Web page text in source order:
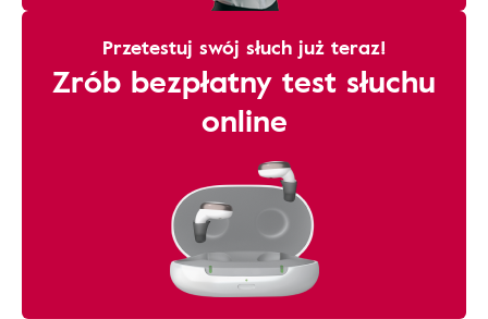
Przetestuj swój słuch już teraz!
Zrób bezpłatny test słuchu
online